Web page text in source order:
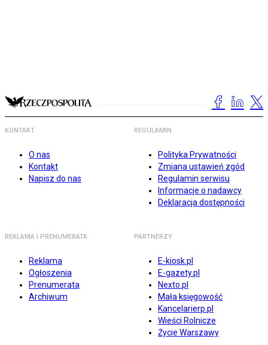
KONTAKT
O nas
Kontakt
Napisz do nas
REGULAMIN
Polityka Prywatności
Zmiana ustawień zgód
Regulamin serwisu
Informacje o nadawcy
Deklaracja dostępności
REKLAMA I PRENUMERATA
Reklama
Ogłoszenia
Prenumerata
Archiwum
PARTNERZY
E-kiosk.pl
E-gazety.pl
Nexto.pl
Mała księgowość
Kancelarierp.pl
Wieści Rolnicze
Życie Warszawy